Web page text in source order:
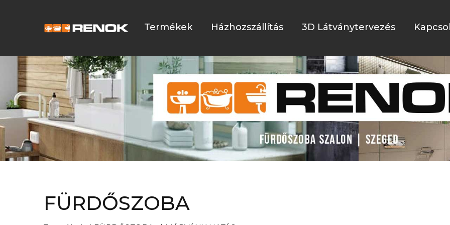
Termékek Házhozszállítás 3D Látványtervezés
FÜRDŐSZOBA